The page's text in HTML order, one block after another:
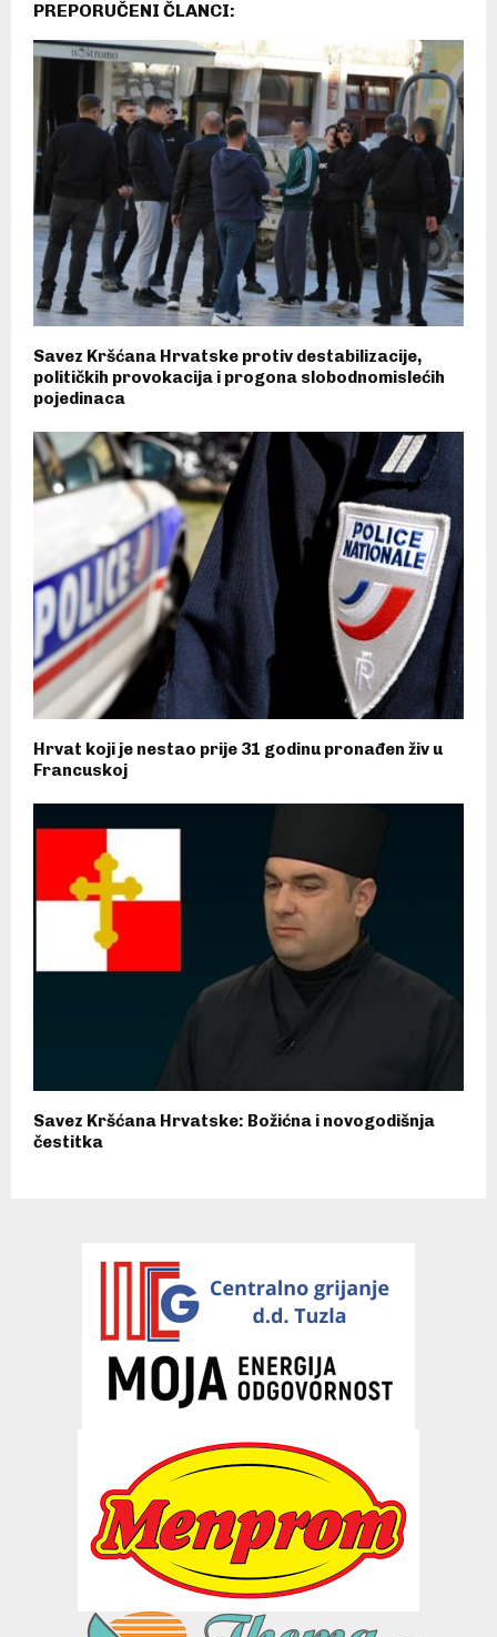
PREPORUČENI ČLANCI:
Savez Kršćana Hrvatske protiv destabilizacije,
političkih provokacija i progona slobodnomislećih
pojedinaca
Hrvat koji je nestao prije 31 godinu pronađen živ u
Francuskoj
Savez Kršćana Hrvatske: Božićna i novogodišnja
čestitka